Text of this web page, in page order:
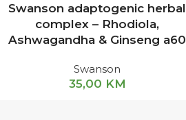
Swanson adaptogenic herbal
complex – Rhodiola,
Ashwagandha & Ginseng a60
Swanson
35,00 KM